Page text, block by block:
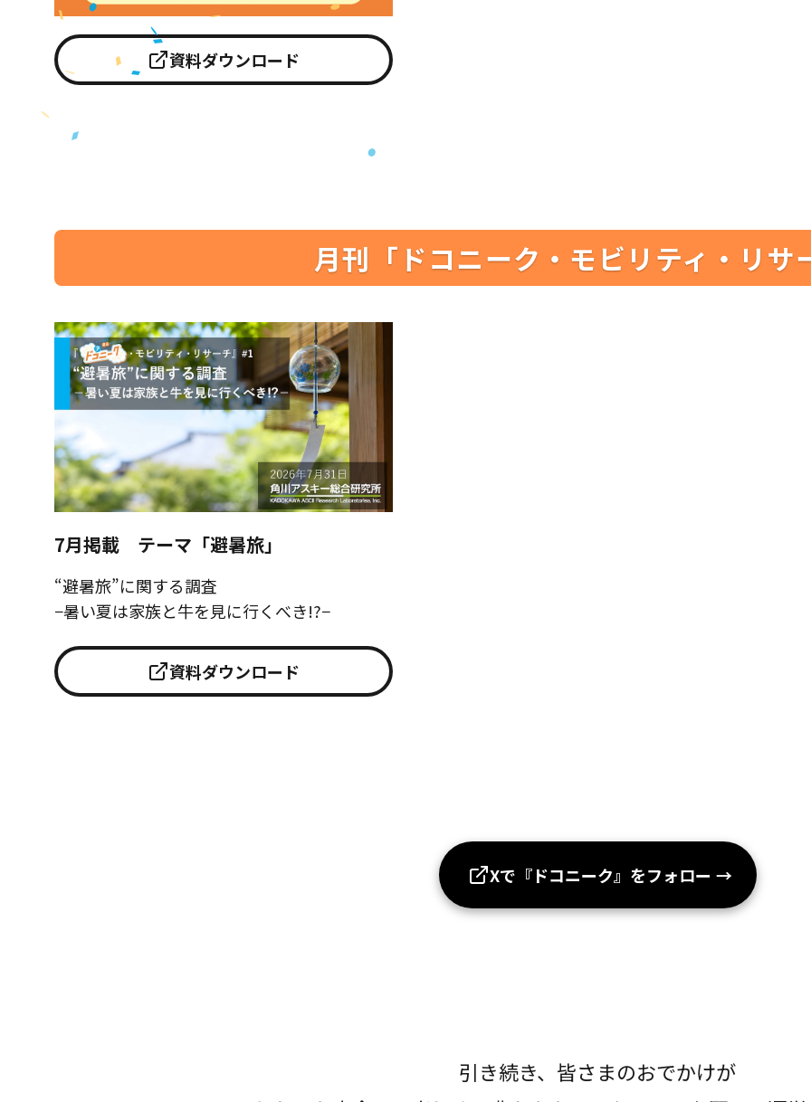
資料ダウンロード
月刊「ドコニーク・モビリティ・リサ
7月掲載 テーマ「避暑旅」
“避暑旅”に関する調査
−暑い夏は家族と牛を見に行くべき!?−
資料ダウンロード
Xで『ドコニーク』をフォロー →
引き続き、皆さまのおでかけが